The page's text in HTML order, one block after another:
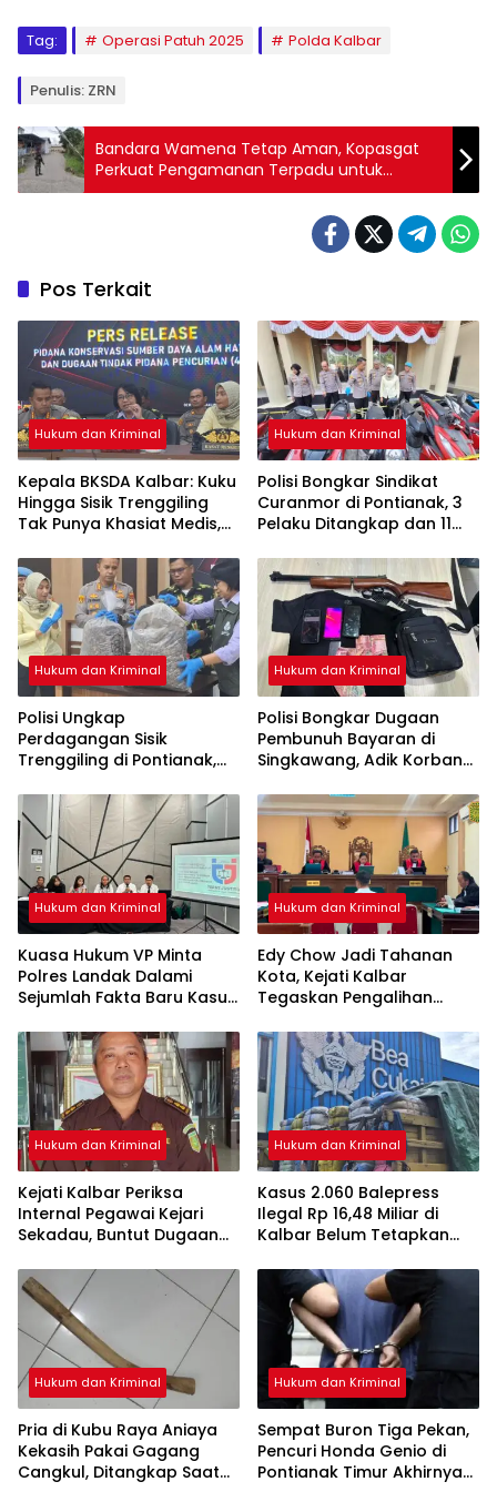
Tag: Operasi Patuh 2025 Polda Kalbar
Penulis: ZRN
Bandara Wamena Tetap Aman, Kopasgat
Perkuat Pengamanan Terpadu untuk
Menjaga Kelancaran Operasi
Pos Terkait
Hukum dan Kriminal
Kepala BKSDA Kalbar: Kuku
Hingga Sisik Trenggiling
Tak Punya Khasiat Medis,
Hukum dan Kriminal
Polisi Bongkar Sindikat
Curanmor di Pontianak, 3
Pelaku Ditangkap dan 11
Hukum dan Kriminal
Polisi Ungkap
Perdagangan Sisik
Trenggiling di Pontianak,
Kuku
Hukum dan Kriminal
Polisi Bongkar Dugaan
Pembunuh Bayaran di
Singkawang, Adik Korban
Hukum dan Kriminal
Kuasa Hukum VP Minta
Polres Landak Dalami
Sejumlah Fakta Baru Kasus
Hukum dan Kriminal
Edy Chow Jadi Tahanan
Kota, Kejati Kalbar
Tegaskan Pengalihan
Hakim
Hukum dan Kriminal
Kejati Kalbar Periksa
Internal Pegawai Kejari
Sekadau, Buntut Dugaan
Hukum dan Kriminal
Kasus 2.060 Balepress
Ilegal Rp 16,48 Miliar di
Kalbar Belum Tetapkan
Sudah Diperiksa
Hukum dan Kriminal
Pria di Kubu Raya Aniaya
Kekasih Pakai Gagang
Cangkul, Ditangkap Saat
Hukum dan Kriminal
Sempat Buron Tiga Pekan,
Pencuri Honda Genio di
Pontianak Timur Akhirnya